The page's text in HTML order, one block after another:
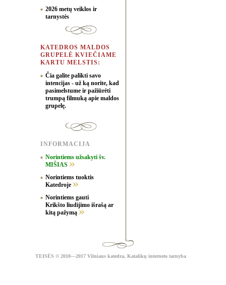
2026 metų veiklos ir
tarnystės
KATEDROS MALDOS
GRUPELĖ KVIEČIAME
KARTU MELSTIS:
Čia galite palikti savo
intencijas - už ką norite, kad
pasimelstume ir pažiūrėti
trumpą filmuką apie maldos
grupelę.
INFORMACIJA
Norintiems užsakyti šv.
MIŠIAS
Norintiems tuoktis
Katedroje
Norintiems gauti
Krikšto liudijimo išrašą ar
kitą pažymą
TEISĖS © 2010—2017 Vilniaus katedra, Katalikų interneto tarnyba